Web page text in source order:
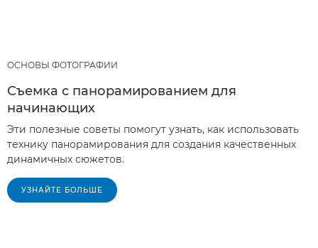
ОСНОВЫ ФОТОГРАФИИ
Съемка с панорамированием для
начинающих
Эти полезные советы помогут узнать, как использовать
технику панорамирования для создания качественных
динамичных сюжетов.
УЗНАЙТЕ БОЛЬШЕ